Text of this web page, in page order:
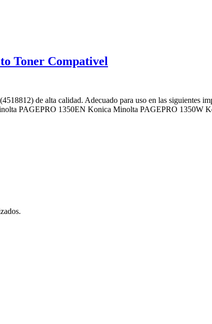
Toner Compativel
de alta calidad. Adecuado para uso en las siguientes
PAGEPRO 1350EN Konica Minolta PAGEPRO 1350W